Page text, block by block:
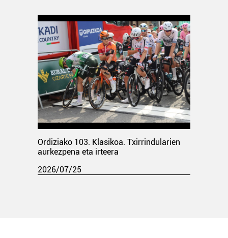
Ordiziako 103. Klasikoa. Txirrindularien
aurkezpena eta irteera
2026/07/25